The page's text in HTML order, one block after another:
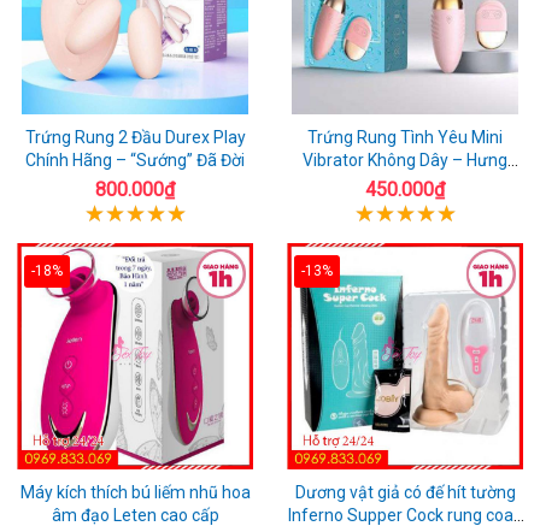
Trứng Rung 2 Đầu Durex Play
Chính Hãng – “Sướng” Đã Đời
800.000₫
Trứng Rung Tình Yêu Mini
Vibrator Không Dây – Hưng
Phấn Mọi Nơi
450.000₫
-18%
Máy kích thích bú liếm nhũ hoa
âm đạo Leten cao cấp
-13%
Dương vật giả có đế hít tường
Inferno Supper Cock rung coay